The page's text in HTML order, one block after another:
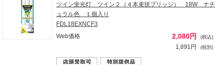
ツイン蛍光灯 ツイン２（４本束状ブリッジ） 18W ナチ
ュラル色 １個入り
FDL18EXNCF3
Web価格
2,080円 (税込)
1,891円 (税別)